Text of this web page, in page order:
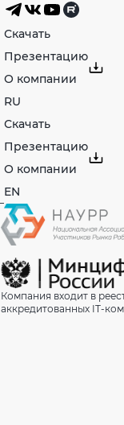
Скачать
Презентацию
О компании
RU
Скачать
Презентацию
О компании
EN
Компания входит в
аккредитованных IT-